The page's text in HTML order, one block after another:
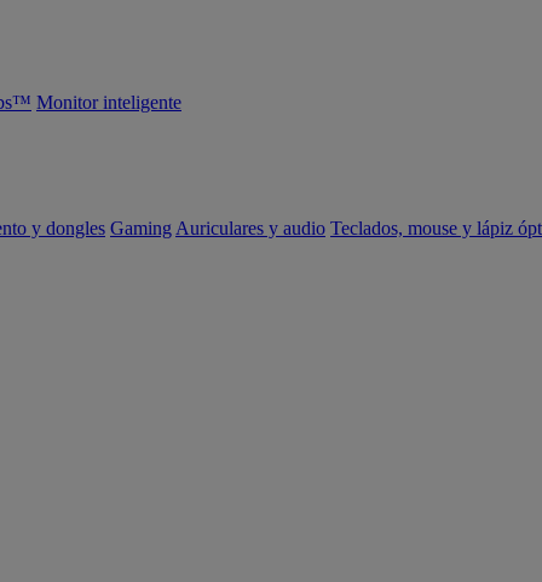
Monitor inteligente
y dongles Gaming Auriculares y audio Teclados, mouse y lápiz